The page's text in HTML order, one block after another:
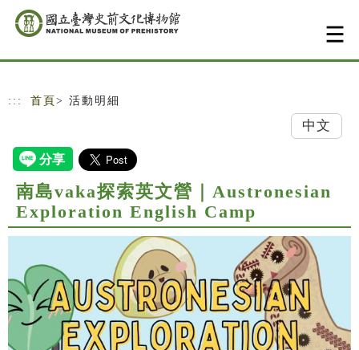
跳到主要內容
網站導覽
::: 首頁 > 活動明細
中文
南島vaka探索英文營｜Austronesian
Exploration English Camp